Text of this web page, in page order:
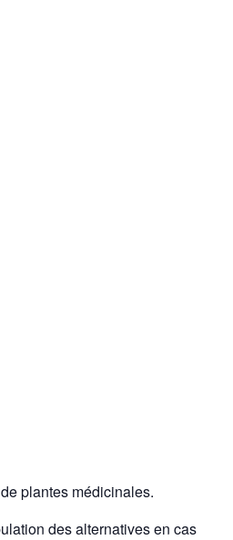
plantes médicinales.
des alternatives en cas